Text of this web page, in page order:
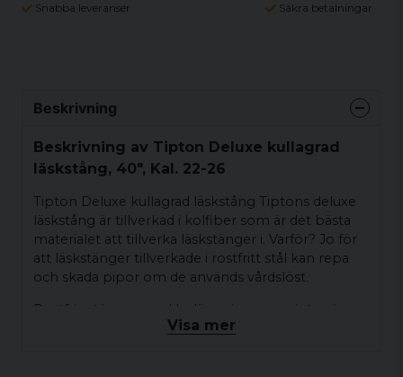
Snabba leveranser Säkra betalningar
Beskrivning
Beskrivning av Tipton Deluxe kullagrad
läskstång, 40", Kal. 22-26
Tipton Deluxe kullagrad läskstång Tiptons deluxe
läskstång är tillverkad i kolfiber som är det bästa
materialet att tillverka läskstänger i. Varför? Jo för
att läskstänger tillverkade i rostfritt stål kan repa
och skada pipor om de används vårdslöst.
Rostfria stänger med beläggning repar inte pipan
men där fastnar skräp och partiklar viket blir som
Visa mer